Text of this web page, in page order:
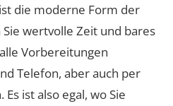
ist die moderne Form der
wertvolle Zeit und bares
Vorbereitungen
Telefon, aber auch per
ist also egal, wo Sie